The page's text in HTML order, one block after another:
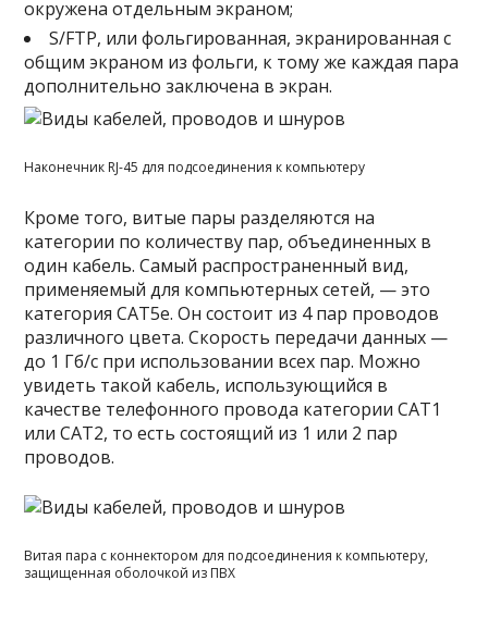
окружена отдельным экраном;
S/FTP, или фольгированная, экранированная с
общим экраном из фольги, к тому же каждая пара
дополнительно заключена в экран.
Наконечник RJ-45 для подсоединения к компьютеру
Кроме того, витые пары разделяются на
категории по количеству пар, объединенных в
один кабель. Самый распространенный вид,
применяемый для компьютерных сетей, — это
категория CAT5e. Он состоит из 4 пар проводов
различного цвета. Скорость передачи данных —
до 1 Гб/с при использовании всех пар. Можно
увидеть такой кабель, использующийся в
качестве телефонного провода категории CAT1
или САТ2, то есть состоящий из 1 или 2 пар
проводов.
Витая пара с коннектором для подсоединения к компьютеру,
защищенная оболочкой из ПВХ